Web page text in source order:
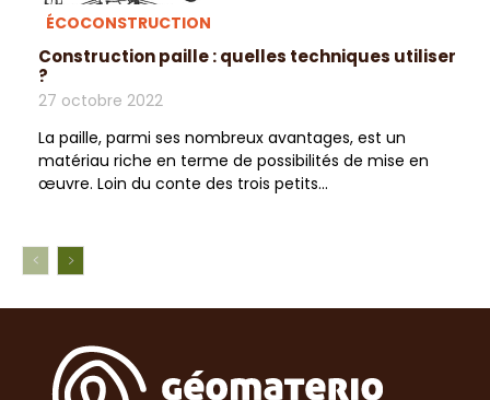
ÉCOCONSTRUCTION
Construction paille : quelles techniques utiliser
?
27 octobre 2022
La paille, parmi ses nombreux avantages, est un
matériau riche en terme de possibilités de mise en
œuvre. Loin du conte des trois petits...